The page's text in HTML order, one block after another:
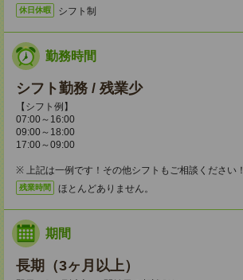
休日休暇 シフト制
勤務時間
シフト勤務 / 残業少
【シフト例】
07:00～16:00
09:00～18:00
17:00～09:00
※ 上記は一例です！その他シフトもご相談ください！
残業時間 ほとんどありません。
期間
長期（3ヶ月以上）